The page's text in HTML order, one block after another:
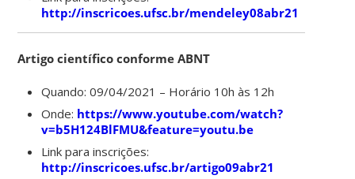
http://inscricoes.ufsc.br/mendeley08abr21
Artigo científico conforme ABNT
Quando: 09/04/2021 – Horário 10h às 12h
Onde: https://www.youtube.com/watch?
v=b5H124BlFMU&feature=youtu.be
Link para inscrições:
http://inscricoes.ufsc.br/artigo09abr21